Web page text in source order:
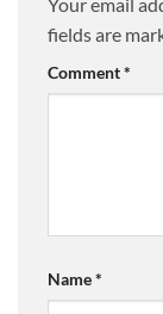
fields are
Comment*
Name*